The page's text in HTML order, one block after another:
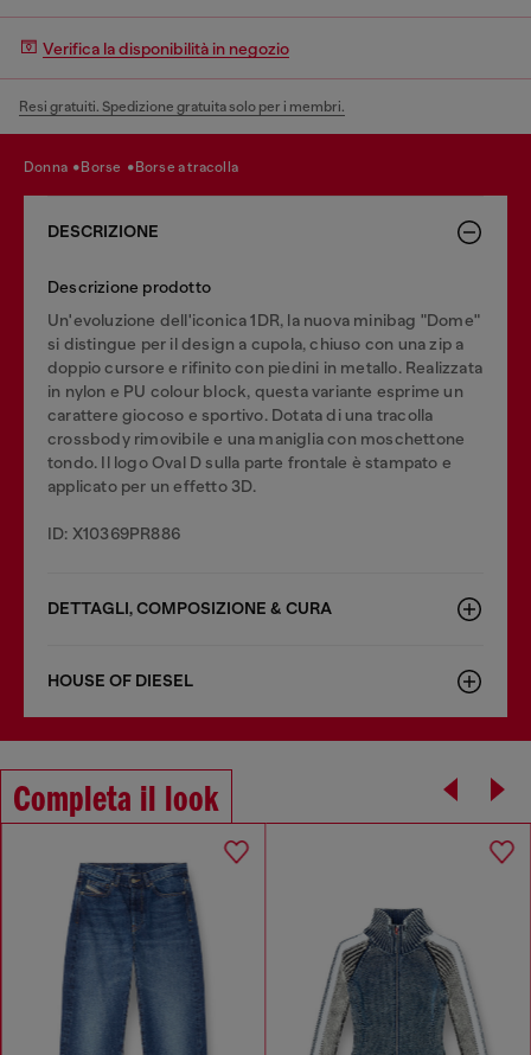
Verifica la disponibilità in negozio
Resi gratuiti. Spedizione gratuita solo per i membri.
donna borse borse a tracolla
DESCRIZIONE
Descrizione prodotto
Un'evoluzione dell'iconica 1DR, la nuova minibag "Dome"
si distingue per il design a cupola, chiuso con una zip a
doppio cursore e rifinito con piedini in metallo. Realizzata
in nylon e PU colour block, questa variante esprime un
carattere giocoso e sportivo. Dotata di una tracolla
crossbody rimovibile e una maniglia con moschettone
tondo. Il logo Oval D sulla parte frontale è stampato e
applicato per un effetto 3D.
ID: X10369PR886
DETTAGLI, COMPOSIZIONE & CURA
HOUSE OF DIESEL
Completa il look